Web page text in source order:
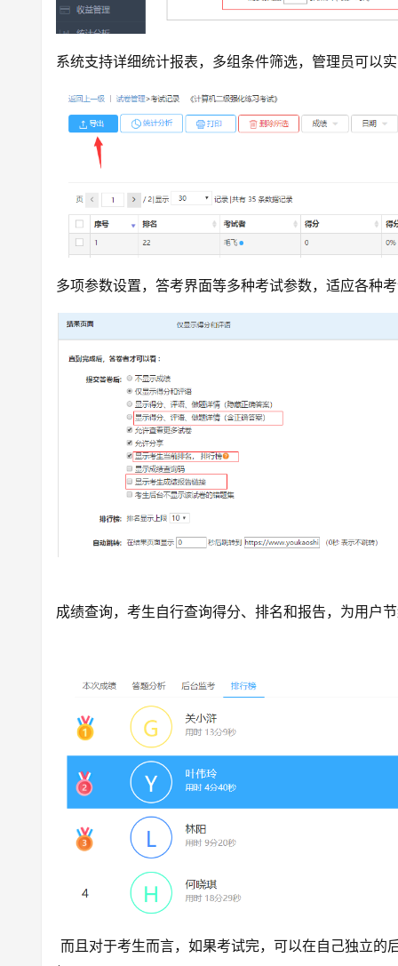
系统支持详细统计报表，多组条件筛选，管理员可以
多项参数设置，答考界面等多种考试参数，适应各种
成绩查询，考生自行查询得分、排名和报告，为用户
而且对于考生而言，如果考试完，可以在自己独立